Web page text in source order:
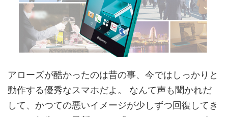
アローズが酷かったのは昔の事、今ではしっかりと
動作する優秀なスマホだよ。 なんて声も聞かれだ
して、かつての悪いイメージが少しずつ回復してき